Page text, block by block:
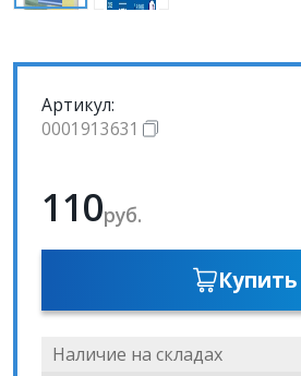
Артикул:
0001913631
110руб.
Купить
Наличие на складах